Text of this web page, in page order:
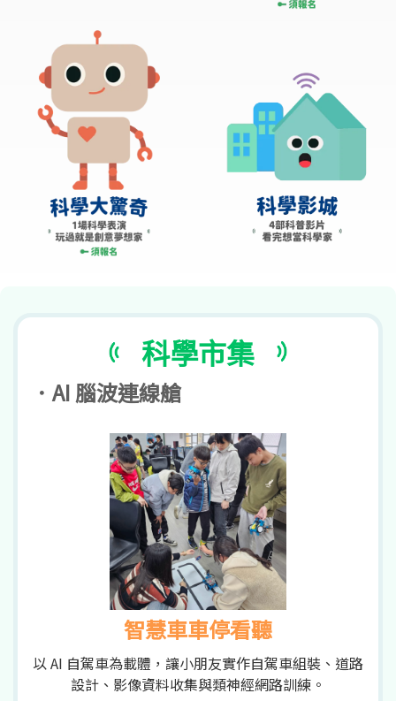
科學市集
．AI 腦波連線艙
智慧車車停看聽
以 AI 自駕車為載體，讓小朋友實作自駕車組裝、道路
設計、影像資料收集與類神經網路訓練。